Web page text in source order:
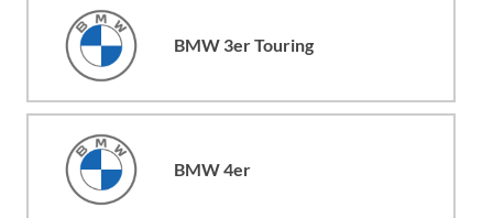
BMW 3er Touring
BMW 4er